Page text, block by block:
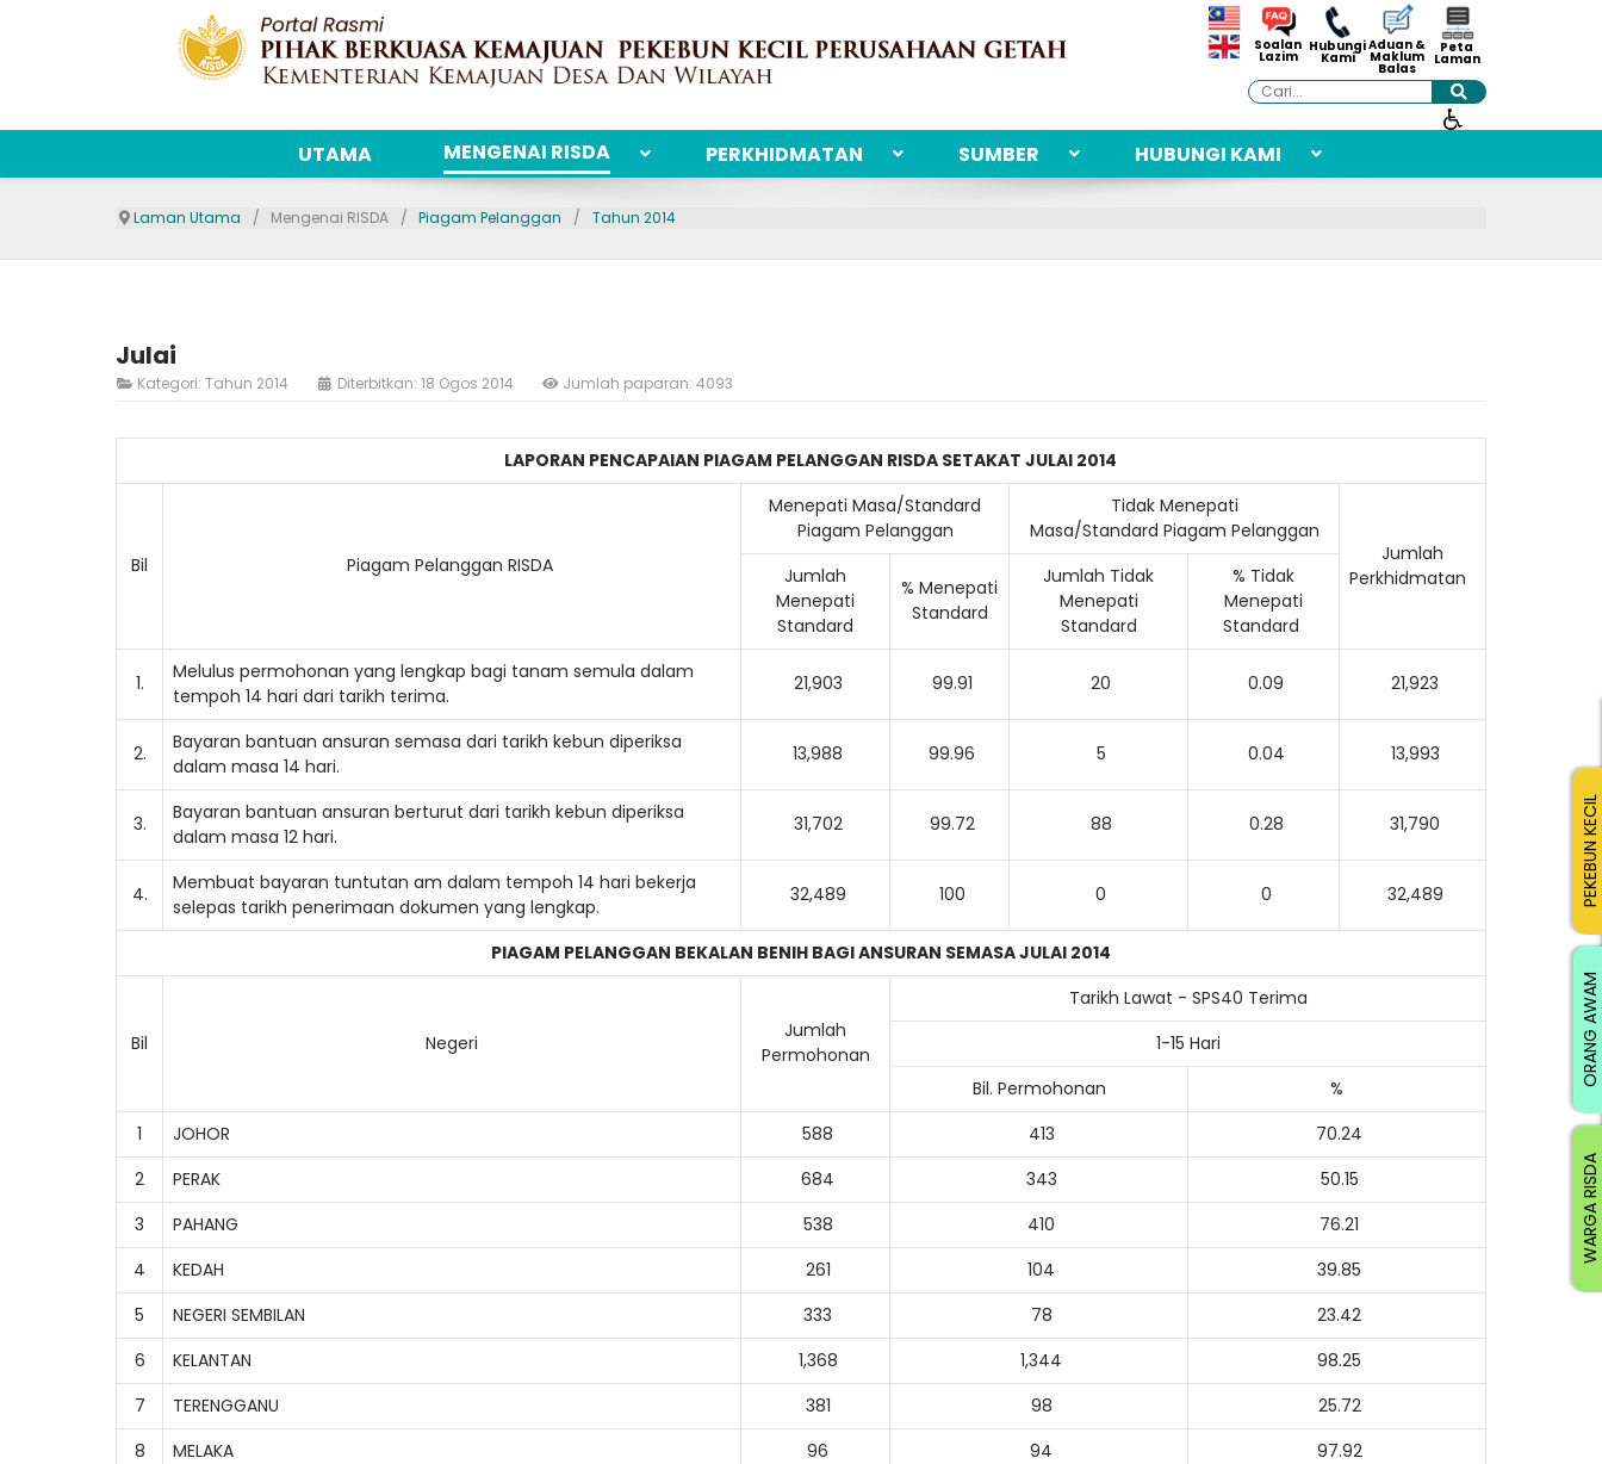
Soalan
Lazim
Hubungi
Kami
Aduan &
Maklum
Balas
Peta
Laman
Cari
UTAMA MENGENAI RISDA PERKHIDMATAN SUMBER HUBUNGI KAMI
Laman Utama Mengenai RISDA Piagam Pelanggan Tahun 2014
Julai
Kategori: Tahun 2014 Diterbitkan: 18 Ogos 2014 Jumlah paparan: 4093
LAPORAN PENCAPAIAN PIAGAM PELANGGAN RISDA SETAKAT JULAI 2014
Bil Piagam Pelanggan RISDA
Menepati Masa/Standard
Piagam Pelanggan
Tidak Menepati
Masa/Standard Piagam Pelanggan
Jumlah
Perkhidmatan
Jumlah
Menepati
Standard
% Menepati
Standard
Jumlah Tidak
Menepati
Standard
% Tidak
Menepati
Standard
1.
Melulus permohonan yang lengkap bagi tanam semula dalam
tempoh 14 hari dari tarikh terima.
21,903 99.91 20 0.09 21,923
2.
Bayaran bantuan ansuran semasa dari tarikh kebun diperiksa
dalam masa 14 hari.
13,988 99.96 5 0.04 13,993
3.
Bayaran bantuan ansuran berturut dari tarikh kebun diperiksa
dalam masa 12 hari.
31,702 99.72 88 0.28 31,790
4.
Membuat bayaran tuntutan am dalam tempoh 14 hari bekerja
selepas tarikh penerimaan dokumen yang lengkap.
32,489 100 0 0 32,489
PIAGAM PELANGGAN BEKALAN BENIH BAGI ANSURAN SEMASAJULAI 2014
Bil Negeri
Jumlah
Permohonan
Tarikh Lawat - SPS40 Terima
1-15 Hari
Bil. Permohonan
%
1
JOHOR 588 413
70.24
2
PERAK 684 343
50.15
3
PAHANG 538 410
76.21
4
KEDAH 261 104
39.85
5
NEGERI SEMBILAN 333 78
23.42
6
KELANTAN 1,368 1,344
98.25
7
TERENGGANU 381 98
25.72
8
MELAKA 96 94
97.92
WARGA RISDA
ORANG AWAM
PEKEBUN KECIL